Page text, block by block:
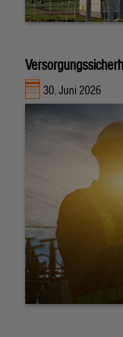
30. Juni 2026